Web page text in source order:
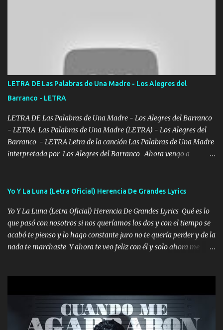
verde se le extraña pa que sepan Aquí Pura GENTE DE LA RANA 🐸
POR CLAVE ES EL CALI 4 EN LA CIUDAD TIJUANA Música Al
tirante andamos mi carnal atento a cualquier necesidad no porque
se ve limpio el camino nos confiamos al andar y nunca con la
misma piedra me vuelvo a tropezar Cuando ando de enamorado
en corto me tiró a per...
LETRA DE Las Palabras de Una Madre - Los Alegres del
Barranco - LETRA
LETRA DE Las Palabras de Una Madre - Los Alegres del Barranco
- LETRA Las Palabras de Una Madre (LETRA) - Los Alegres del
Barranco - LETRA Letra de la canción Las Palabras de Una Madre
interpretada por Los Alegres del Barranco Ahora vengo a
viento a su hijo y aunque ahora ya este con Dios el destino así lo
seguiré esperando hasta volvernos a vernos El recuerdo que yo
tengo de mi mente no se va, en mi corazón me llevo lo mismo que
tu papá, a veces me pongo triste porque no puedo mirarte, mas se
que tu me escuchas porque tu eres mi gran ángel, El desespero me
Yo Y La Luna (Letra Oficial) Herencia De Grandes Lyrics
Yo Y La Luna (Letra Oficial) Herencia De Grandes Lyrics Qué es lo
que pasó con nosotros si nos queríamos los dos y con el tiempo se
acabó te pienso y lo hago constante juro no te quería perder y de la
nada te marchaste Y ahora te veo feliz con él y solo ahora me
pero eso ya no va a pasar me perderé en la soledad Porque me
mirabas bonito si yo no fui el final feliz el final fue triste pa mí Y
duele no tenerte aquí sabiendo que moría por ti yo y la luna